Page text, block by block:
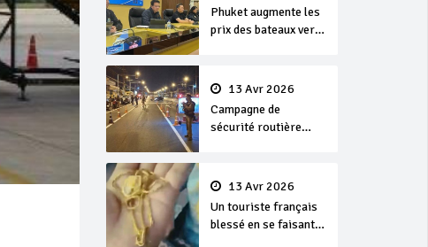
Phuket augmente les
prix des bateaux vers
13 Avr 2026
Campagne de
sécurité routière
13 Avr 2026
Un touriste français
blessé en se faisant